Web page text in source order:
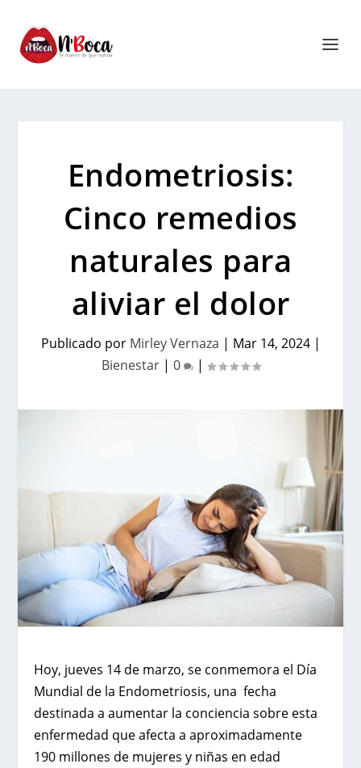
Endometriosis:
Cinco remedios
naturales para
aliviar el dolor
Publicado por Mirley Vernaza | Mar 14, 2024|
Bienestar| 0 |
Hoy, jueves 14 de marzo, se conmemora el Día
Mundial de la Endometriosis, una fecha
destinada a aumentar la conciencia sobre esta
enfermedad que afecta a aproximadamente
190 millones de mujeres y niñas en edad